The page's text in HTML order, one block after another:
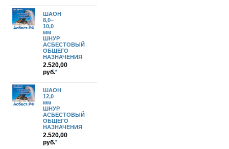
ШАОН
8,0–
10,0
мм
ШНУР
АСБЕСТОВЫЙ
ОБЩЕГО
НАЗНАЧЕНИЯ
2.520,00
руб.*
ШАОН
12,0
мм
ШНУР
АСБЕСТОВЫЙ
ОБЩЕГО
НАЗНАЧЕНИЯ
2.520,00
руб.*